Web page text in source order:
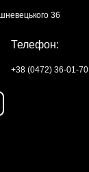
36
Телефон:
+38 (0472) 36-01-70